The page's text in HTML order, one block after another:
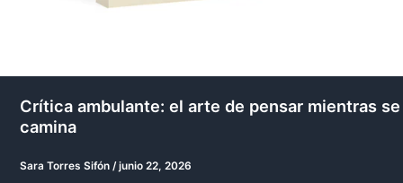
Crítica ambulante: el arte de pensar mientras se
camina
Sara Torres Sifón /junio 22, 2026